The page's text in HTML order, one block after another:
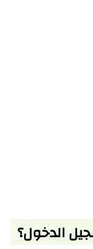
الدخول؟